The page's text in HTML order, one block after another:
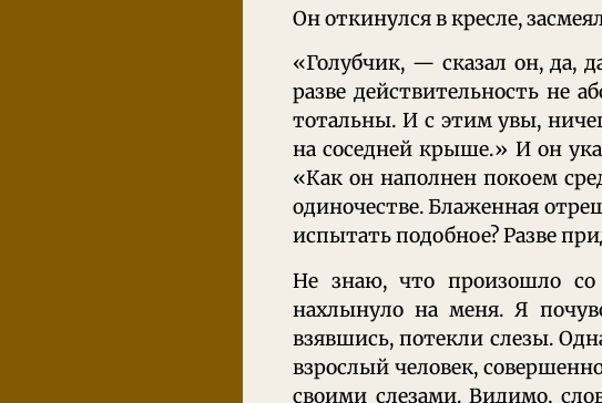
Он откинулся в кресле,
«Голубчик, — сказал он, да,
разве действительность не
тотальны. И с этим увы,
на соседней крыше.» И он
«Как он наполнен покоем
одиночестве. Блаженная
испытать подобное? Разве
Не знаю, что произошло
нахлынуло на меня. Я
взявшись, потекли слезы.
взрослый человек,
своими слезами. Видимо,